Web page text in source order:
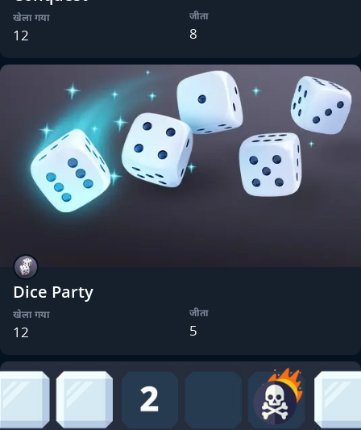
खेला गया
12
जीता
8
Dice Party
खेला गया
12
जीता
5